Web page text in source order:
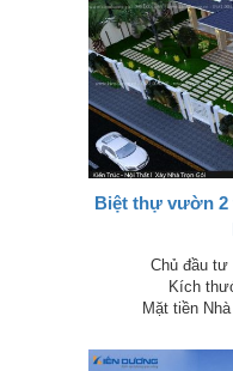
Biệt thự vườn 2
Chủ đầu tư
Kích
Mặt tiền